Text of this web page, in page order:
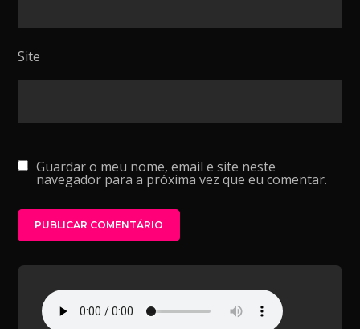
Site
Guardar o meu nome, email e site neste
navegador para a próxima vez que eu comentar.